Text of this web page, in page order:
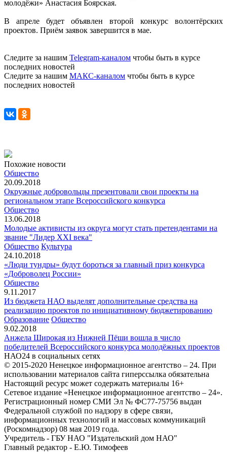
молодёжи» Анастасия Боярская.
В апреле будет объявлен второй конкурс волонтёрских
проектов. Приём заявок завершится в мае.
Следите за нашим Telegram-каналом чтобы быть в курсе
последних новостей
Следите за нашим МАКС-каналом чтобы быть в курсе
последних новостей
Похожие новости
Общество
20.09.2018
Окружные добровольцы презентовали свои проекты на
региональном этапе Всероссийского конкурса
Общество
13.06.2018
Молодые активисты из округа могут стать претендентами на
звание "Лидер ХХI века"
Общество Культура
24.10.2018
«Люди тундры» будут бороться за главный приз конкурса
«Доброволец России»
Общество
9.11.2017
Из бюджета НАО выделят дополнительные средства на
реализацию проектов по инициативному бюджетированию
Образование Общество
9.02.2018
Анжела Широкая из Нижней Пёши вошла в число
победителей Всероссийского конкурса молодёжных проектов
НАО24 в социальных сетях
© 2015-2020 Ненецкое информационное агентство – 24. При
использовании материалов сайта гиперссылка обязательна
Настоящий ресурс может содержать материалы 16+
Сетевое издание «Ненецкое информационное агентство – 24».
Регистрационный номер СМИ Эл № ФС77-75756 выдан
Федеральной службой по надзору в сфере связи,
информационных технологий и массовых коммуникаций
(Роскомнадзор) 08 мая 2019 года.
Учредитель - ГБУ НАО "Издательский дом НАО"
Главный редактор - Е.Ю. Тимофеев